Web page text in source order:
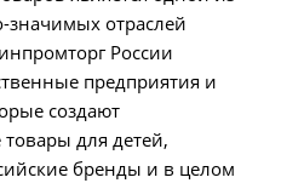
значимых отраслей
России
предприятия и
создают
для детей,
бренды и в целом